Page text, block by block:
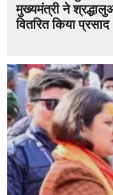
मुख्यमंत्री ने
वितरित किया प्रसाद